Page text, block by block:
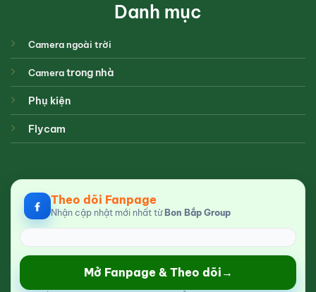
Danh mục
Camera ngoài trời
Cameratrong nhà
Phụ kiện
Flycam
Theo dõi Fanpage
Nhận cập nhật mới nhất từBon Bắp Group
Mở Fanpage & Theo dõi →